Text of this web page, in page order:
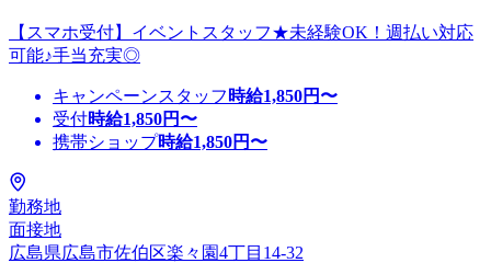
【スマホ受付】イベントスタッフ★未経験OK！週払い対応
可能♪手当充実◎
キャンペーンスタッフ 時給1,850円〜
受付時給1,850円〜
携帯ショップ時給1,850円〜
勤務地
面接地
広島県広島市佐伯区楽々園4丁目14-32